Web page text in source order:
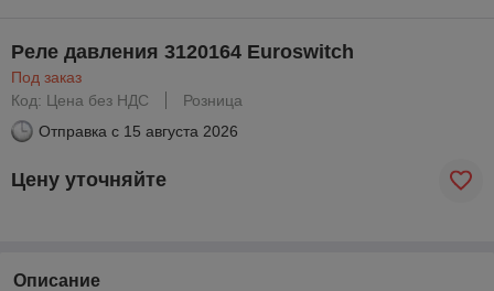
Реле давления 3120164 Euroswitch
Под заказ
Код: Цена без НДС
Розница
Отправка с 15 августа 2026
Цену уточняйте
Описание